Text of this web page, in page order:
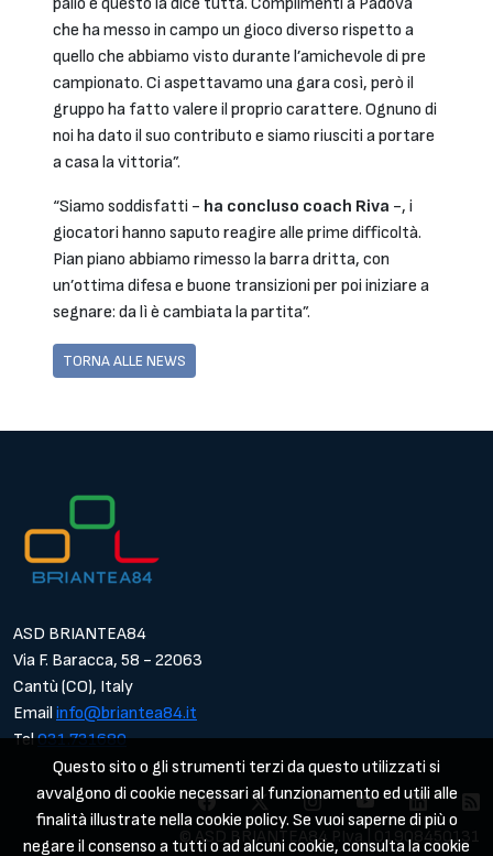
che ha messo in campo un gioco diverso rispetto a
quello che abbiamo visto durante l’amichevole di pre
campionato. Ci aspettavamo una gara così, però il
gruppo ha fatto valere il proprio carattere. Ognuno di
noi ha dato il suo contributo e siamo riusciti a portare
a casa la vittoria”.
“Siamo soddisfatti - ha concluso coach Riva -, i
giocatori hanno saputo reagire alle prime difficoltà.
Pian piano abbiamo rimesso la barra dritta, con
un’ottima difesa e buone transizioni per poi iniziare a
segnare: da lì è cambiata la partita”.
TORNA ALLE NEWS
ASD BRIANTEA84
Via F. Baracca, 58 - 22063
Cantù (CO), Italy
Email info@briantea84.it
Tel031.731680
© ASD BRIANTEA84 P.Iva | 01908450131
Questo sito o gli strumenti terzi da questo utilizzati si
avvalgono di cookie necessari al funzionamento ed utili alle
finalità illustrate nella cookie policy. Se vuoi saperne di più o
negare il consenso a tutti o ad alcuni cookie, consulta la cookie